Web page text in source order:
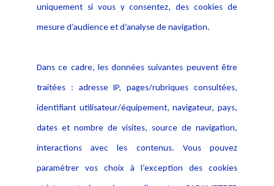
Politique de protection des
données
Publications
uniquement si vous y consentez, des cookies de
mesure d’audience et d’analyse de navigation.
Dans ce cadre, les données suivantes peuvent être
traitées : adresse IP, pages/rubriques consultées,
identifiant utilisateur/équipement, navigateur, pays,
dates et nombre de visites, source de navigation,
interactions avec les contenus. Vous pouvez
paramétrer vos choix à l’exception des cookies